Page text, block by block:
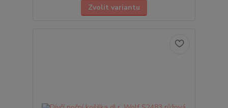
Zvolit variantu